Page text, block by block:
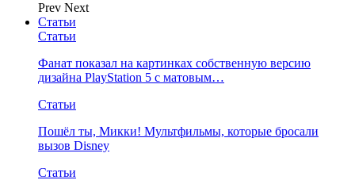
Prev Next
Статьи
Статьи
Фанат показал на картинках собственную версию
дизайна PlayStation 5 с матовым…
Статьи
Пошёл ты, Микки! Мультфильмы, которые бросали
вызов Disney
Статьи